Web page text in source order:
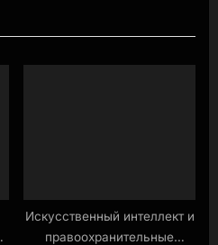
Искусственный интеллект и
правоохранительные